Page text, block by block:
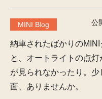
MINI Blog 公
納車されたばかりの
と、オートライトの点
が見られなかったり。
面、ありませんか。